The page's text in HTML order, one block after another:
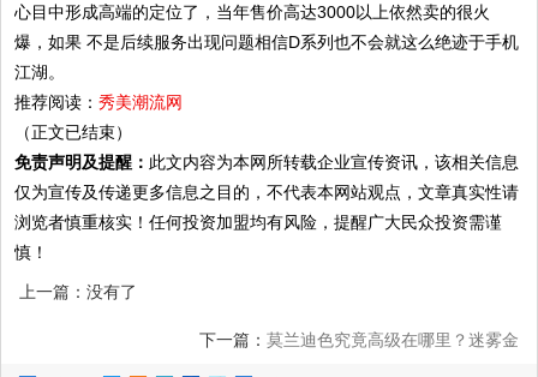
心目中形成高端的定位了，当年售价高达3000以上依然卖的很火
爆，如果 不是后续服务出现问题相信D系列也不会就这么绝迹于手机
江湖。
推荐阅读：秀美潮流网
（正文已结束）
免责声明及提醒： 此文内容为本网所转载企业宣传资讯，该相关信息
仅为宣传及传递更多信息之目的，不代表本网站观点，文章真实性请
浏览者慎重核实！任何投资加盟均有风险，提醒广大民众投资需谨
慎！
上一篇：没有了
下一篇： 莫兰迪色究竟高级在哪里？迷雾金